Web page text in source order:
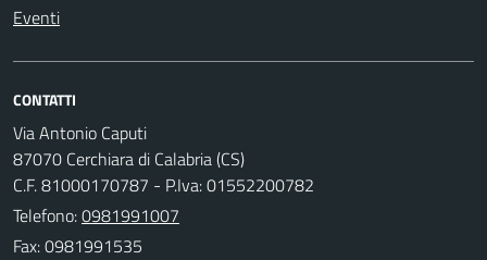
Eventi
CONTATTI
Via Antonio Caputi
87070 Cerchiara di Calabria (CS)
C.F. 81000170787 - P.Iva: 01552200782
Telefono:0981991007
Fax: 0981991535